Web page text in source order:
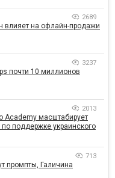
2689
влияет на офлайн-продажи
3237
почти 10 миллионов
2013
Academy масштабирует
поддержке украинского
713
промпты, Галичина